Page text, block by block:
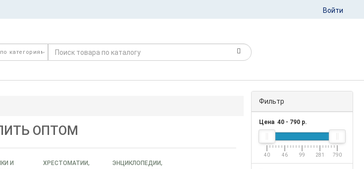
Войти
ОПТОМ
И
ХРЕСТОМАТИИ,
ЭНЦИКЛОПЕДИИ,
Фильтр
Цена40 - 790 р.
40 46 99 281 790